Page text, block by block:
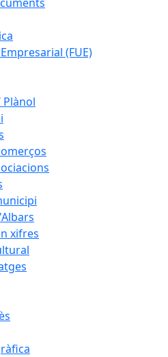
(FUE)
xifres